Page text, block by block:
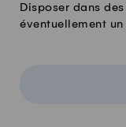
Disposer dans
éventuellement